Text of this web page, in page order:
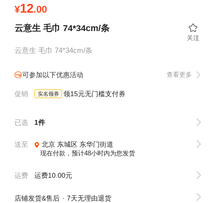
¥12.00
云意生 毛巾 74*34cm/条
云意生 毛巾 74*34cm/条
可参加以下优惠活动 查看更多
促销 实名领券 领15元无门槛支付券
已选 1件
送至 北京 东城区 东华门街道
现在付款，预计48小时内为您发货
运费 运费10.00元
店铺发货&售后 7天无理由退货